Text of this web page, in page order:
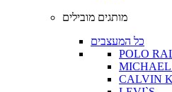
מותגים מובילים
כל המעצבים
POLO
MICHAEL
CALVIN